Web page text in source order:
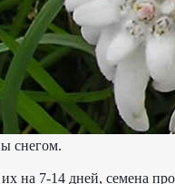
снегом.
на 7-14 дней, семена